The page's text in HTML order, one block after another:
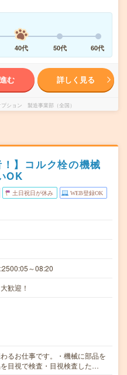
40代 50代 60代
む 詳しく見る
ション 製造事業部（全国）
！】コルク栓の機械
OK
土日祝日が休み WEB登録OK
～08:20
歓迎！
るお仕事です。・機械に部品を
目視で検査・目視検査した…